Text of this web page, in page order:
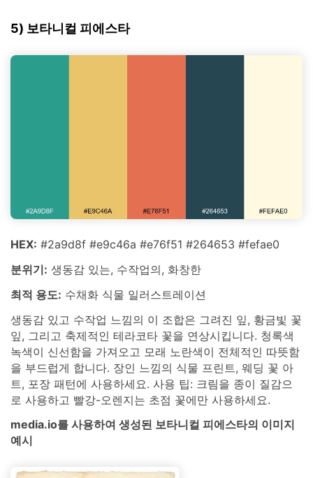
5) 보타니컬 피에스타
HEX: #2a9d8f #e9c46a #e76f51 #264653 #fefae0
분위기: 생동감 있는, 수작업의, 화창한
최적 용도: 수채화 식물 일러스트레이션
생동감 있고 수작업 느낌의 이 조합은 그려진 잎, 황금빛 꽃
잎, 그리고 축제적인 테라코타 꽃을 연상시킵니다. 청록색
녹색이 신선함을 가져오고 모래 노란색이 전체적인 따뜻함
을 부드럽게 합니다. 장인 느낌의 식물 프린트, 웨딩 꽃 아
트, 포장 패턴에 사용하세요. 사용 팁: 크림을 종이 질감으
로 사용하고 빨강-오렌지는 초점 꽃에만 사용하세요.
media.io를 사용하여 생성된 보타니컬 피에스타의 이미지
예시